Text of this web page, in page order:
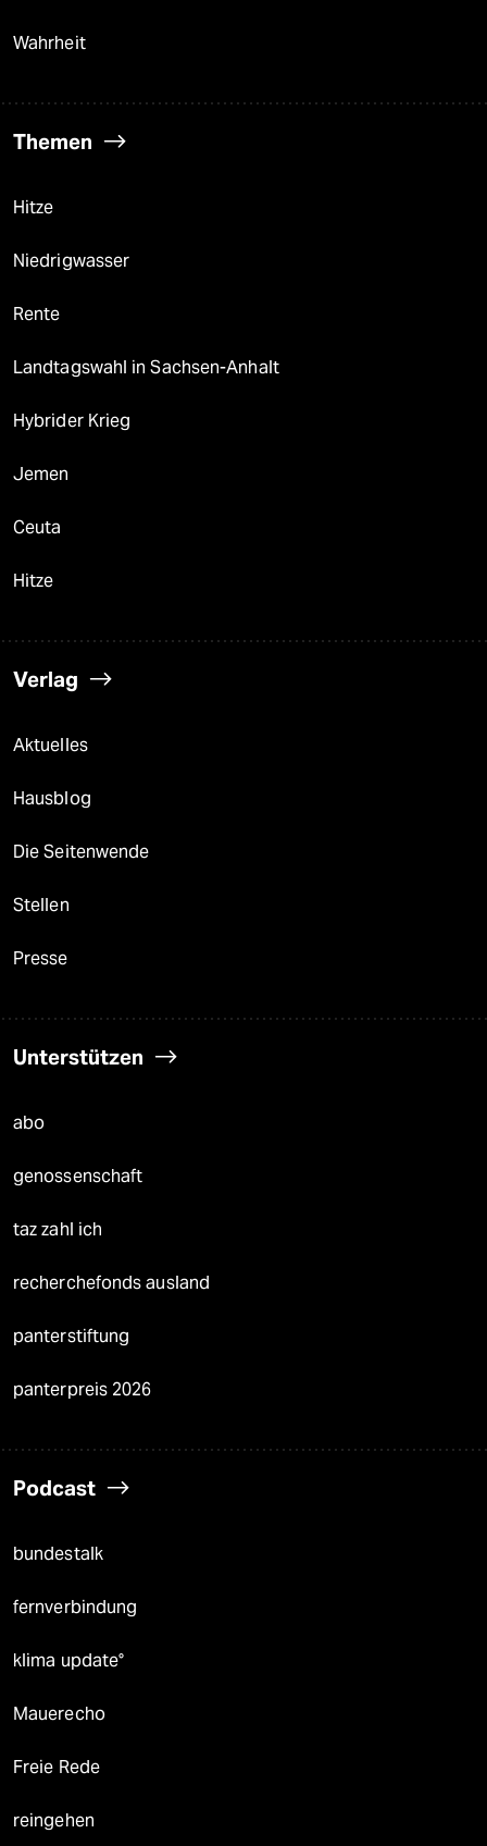
Wahrheit
Themen
Hitze
Niedrigwasser
Rente
Landtagswahl in Sachsen-Anhalt
Hybrider Krieg
Jemen
Ceuta
Hitze
Verlag
Aktuelles
Hausblog
Die Seitenwende
Stellen
Presse
Unterstützen
abo
genossenschaft
taz zahl ich
recherchefonds ausland
panterstiftung
panterpreis 2026
Podcast
bundestalk
fernverbindung
klima update°
Mauerecho
Freie Rede
reingehen